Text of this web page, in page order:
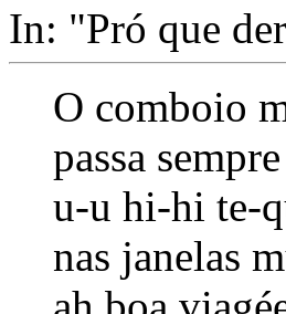
In: "Pró que
O comboio
passa
u-u hi-hi te-
nas janelas